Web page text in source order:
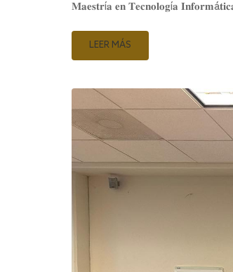
𝐌𝐚𝐞𝐬𝐭𝐫í𝐚 𝐞𝐧 𝐓𝐞𝐜𝐧𝐨𝐥𝐨𝐠í𝐚
LEER MÁS